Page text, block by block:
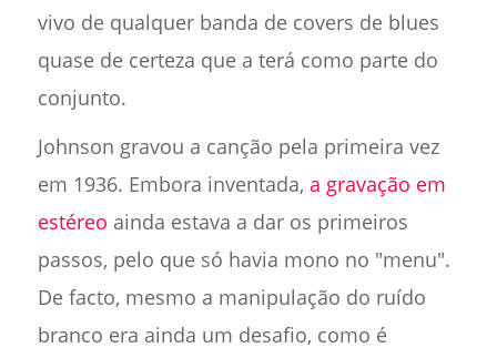
vivo de qualquer banda de covers de blues
quase de certeza que a terá como parte do
conjunto.
Johnson gravou a canção pela primeira vez
em 1936. Embora inventada, a gravação em
estéreo ainda estava a dar os primeiros
passos, pelo que só havia mono no "menu".
De facto, mesmo a manipulação do ruído
branco era ainda um desafio, como é